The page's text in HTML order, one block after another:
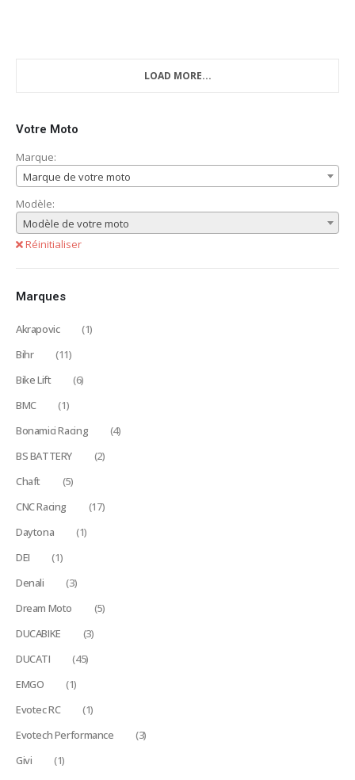
LOAD MORE...
Votre Moto
Marque:
Marque de votre moto
Modèle:
Modèle de votre moto
Réinitialiser
Marques
Akrapovic
(1)
Bihr
(11)
Bike Lift
(6)
BMC
(1)
Bonamici Racing
(4)
BS BATTERY
(2)
Chaft
(5)
CNC Racing
(17)
Daytona
(1)
DEI
(1)
Denali
(3)
Dream Moto
(5)
DUCABIKE
(3)
DUCATI
(45)
EMGO
(1)
Evotec RC
(1)
Evotech Performance
(3)
Givi
(1)